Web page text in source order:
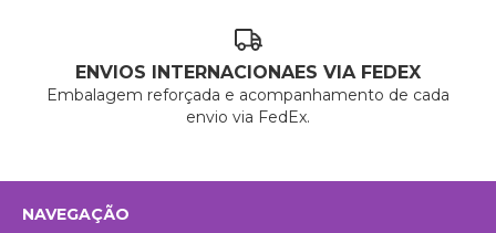
ENVIOS INTERNACIONAES VIA FEDEX
Embalagem reforçada e acompanhamento de cada
envio via FedEx.
NAVEGAÇÃO